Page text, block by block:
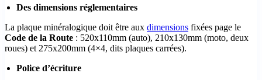
Des dimensions réglementaires
La plaque minéralogique doit être aux dimensions fixées page le
Code de la Route : 520x110mm (auto), 210x130mm (moto, deux
roues) et 275x200mm (4×4, dits plaques carrées).
Police d’écriture